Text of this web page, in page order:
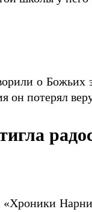
о Божьих
он потерял
«Хроники